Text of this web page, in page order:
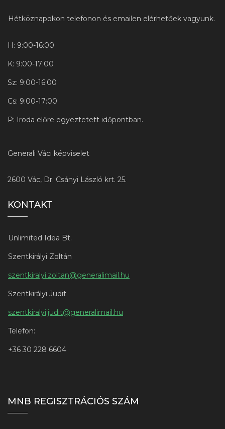
Hétköznapokon telefonon és emailen elérhetőek vagyunk.
H: 9:00-16:00
K: 9:00-17:00
Sz: 9:00-16:00
Cs: 9:00-17:00
P: Iroda előre egyeztetett időpontban.
Generali Váci képviselet
2600 Vác, Dr. Csányi László krt. 25.
KONTAKT
Unlimited Idea Bt.
Szentkirályi Zoltán
szentkiralyi.zoltan@generalimail.hu
Szentkirályi Judit
szentkiralyi.judit@generalimail.hu
Telefon:
+36 30 228 6604
MNB REGISZTRÁCIÓS SZÁM